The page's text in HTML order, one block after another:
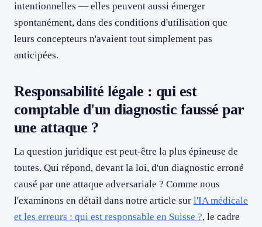
intentionnelles — elles peuvent aussi émerger
spontanément, dans des conditions d'utilisation que
leurs concepteurs n'avaient tout simplement pas
anticipées.
Responsabilité légale : qui est
comptable d'un diagnostic faussé par
une attaque ?
La question juridique est peut-être la plus épineuse de
toutes. Qui répond, devant la loi, d'un diagnostic erroné
causé par une attaque adversariale ? Comme nous
l'examinons en détail dans notre article sur l'IA médicale
et les erreurs : qui est responsable en Suisse ?, le cadre